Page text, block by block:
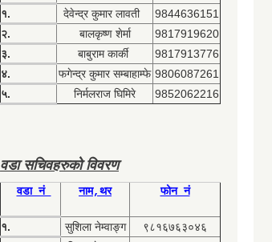
१. देवेन्द्र कुमार लावती
9844636151
२.
बालकृष्ण शेर्मा
9817919620
३.
बाबुराम कार्की
9817913776
४.
फगेन्द्र कुमार सम्बाहाम्फे 9806087261
५.
निर्मलराज घिमिरे 9852062216
वडा सचिवहरुको विवरण
वडा नं नाम,थर फोन नं
१. सुशिला नेम्वाङ्ग
९८१६७६३०४६